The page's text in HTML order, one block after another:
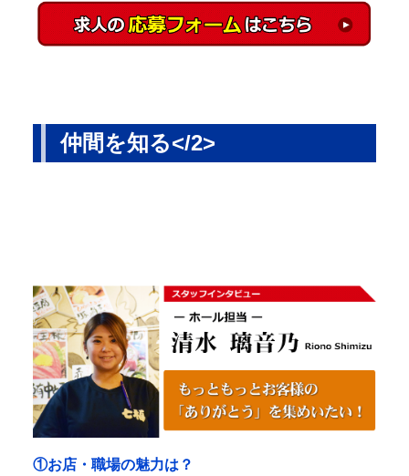
仲間を知る</2>
①お店・職場の魅力は？